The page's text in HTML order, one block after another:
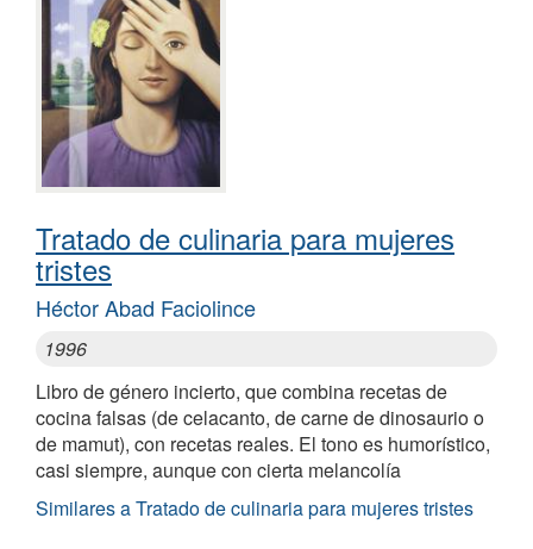
Tratado de culinaria para mujeres
tristes
Héctor Abad Faciolince
1996
Libro de género incierto, que combina recetas de
cocina falsas (de celacanto, de carne de dinosaurio o
de mamut), con recetas reales. El tono es humorístico,
casi siempre, aunque con cierta melancolía
Similares a Tratado de culinaria para mujeres tristes